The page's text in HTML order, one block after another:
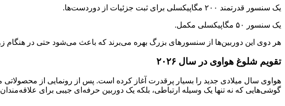
یک سنسور قدرتمند ۲۰۰ مگاپیکسلی برای ثبت جزئیات از دوردست‌ها.
یک سنسور ۵۰ مگاپیکسلی مکمل.
هر دوی این دوربین‌ها از سنسورهای بزرگ بهره می‌برند که باعث می‌شود حتی در
تقویم شلوغ هواوی در سال ۲۰۲۶
گوشی‌هایی که نه تنها یک وسیله ارتباطی، بلکه یک دوربین حرفه‌ای جیبی برای